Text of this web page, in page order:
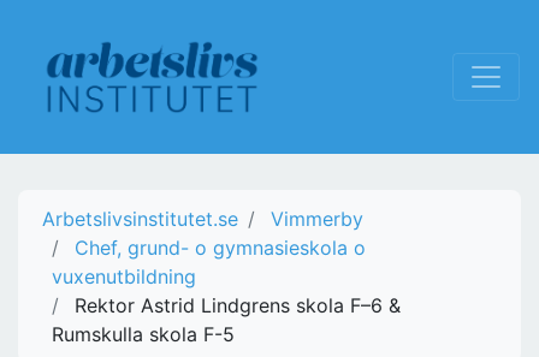
Arbetslivsinstitutet.se
Vimmerby
Chef, grund- o gymnasieskola o
vuxenutbildning
Rektor Astrid Lindgrens skola F–6 &
Rumskulla skola F-5